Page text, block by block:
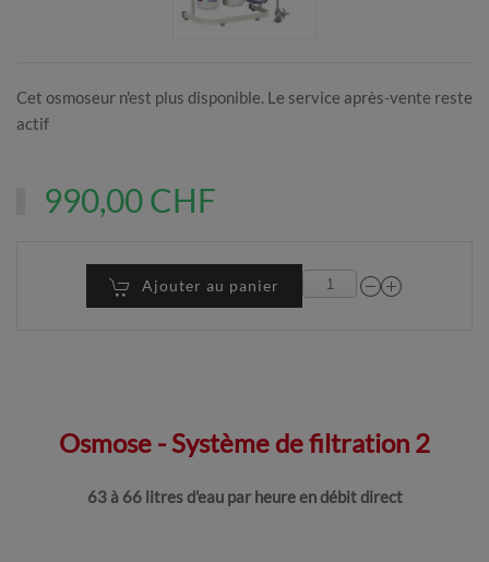
Cet osmoseur n'est plus disponible. Le service après-vente reste
actif
990,00 CHF
Ajouter au panier
Osmose - Système de filtration 2
63 à 66 litres d'eau par heure en débit direct